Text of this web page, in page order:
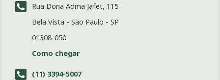
Rua Dona Adma Jafet, 115
Bela Vista - São Paulo - SP
01308-050
Como chegar
(11) 3394-5007